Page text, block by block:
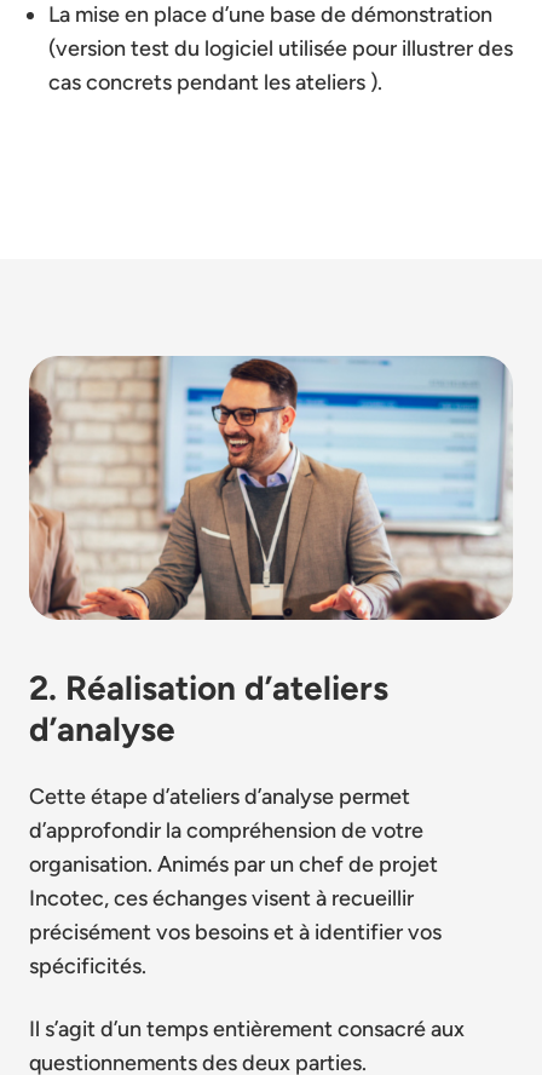
La mise en place d’une base de démonstration
(version test du logiciel utilisée pour illustrer des
cas concrets pendant les ateliers ).
2. Réalisation d’ateliers
d’analyse
Cette étape d’ateliers d’analyse permet
d’approfondir la compréhension de votre
organisation. Animés par un chef de projet
Incotec, ces échanges visent à recueillir
précisément vos besoins et à identifier vos
spécificités.
Il s’agit d’un temps entièrement consacré aux
questionnements des deux parties.